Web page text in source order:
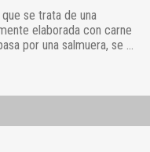
se trata de una
elaborada con carne
por una salmuera, se …